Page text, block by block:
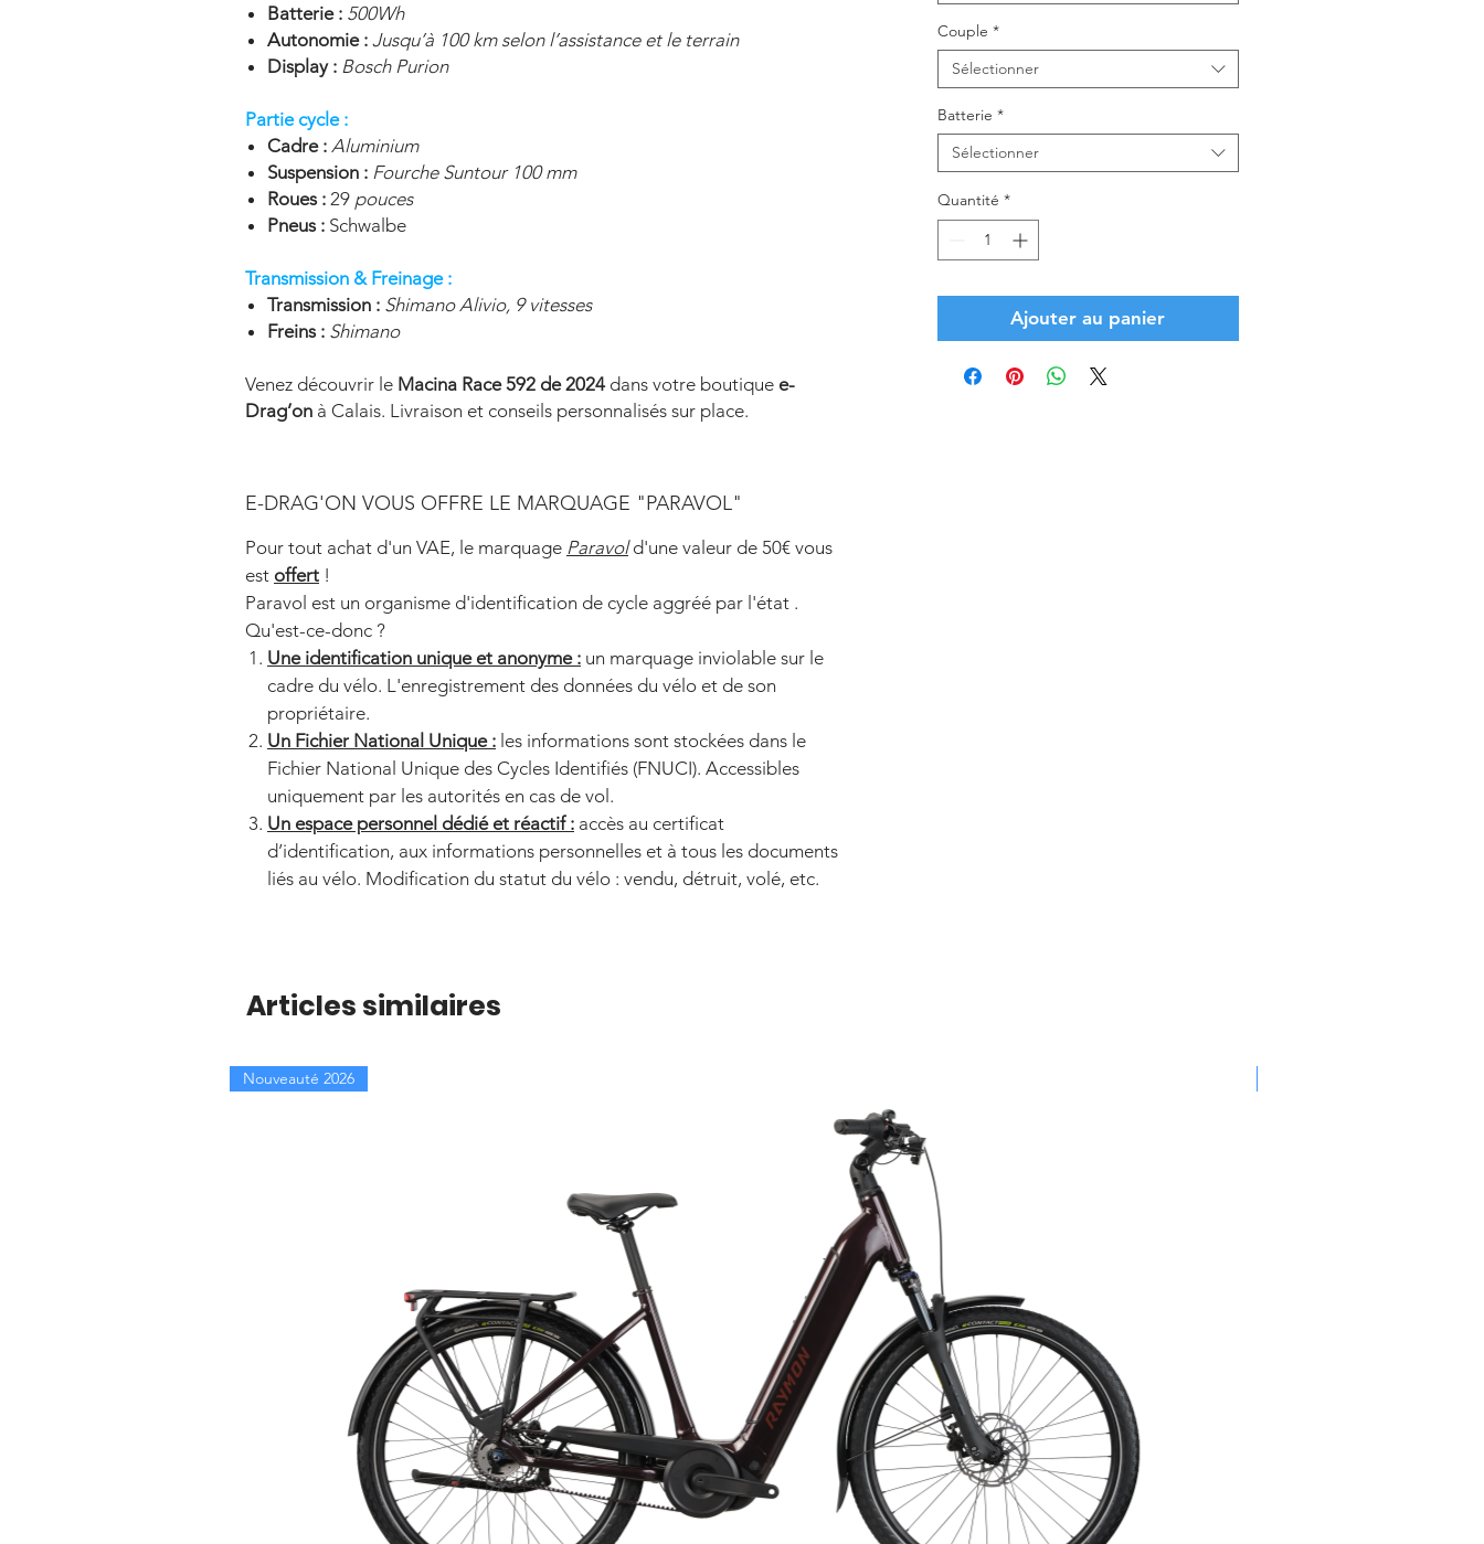
Batterie : 500Wh
Autonomie : Jusqu’à 100 km selon l’assistance et le terrain
Display : Bosch Purion
Partie cycle :
Cadre : Aluminium
Suspension : Fourche Suntour 100 mm
Roues : 29 pouces
Pneus : Schwalbe
Transmission & Freinage :
Transmission : Shimano Alivio, 9 vitesses
Freins : Shimano
Venez découvrir le Macina Race 592 de 2024dans votre boutique e-
Drag’on à Calais. Livraison et conseils personnalisés sur place.
E-DRAG'ON VOUS OFFRE LE MARQUAGE "PARAVOL"
Pour tout achat d'un VAE, le marquage Paravold'une valeur de 50€ vous
est offert !
Paravol est un organisme d'identification de cycle aggréé par l'état .
Qu'est-ce-donc ?
Une identification unique et anonyme : un marquage inviolable sur le
cadre du vélo. L'enregistrement des données du vélo et de son
propriétaire.
Un Fichier National Unique : les informations sont stockées dans le
Fichier National Unique des Cycles Identifiés (FNUCI). Accessibles
uniquement par les autorités en cas de vol.
Un espace personnel dédié et réactif : accès au certificat
d’identification, aux informations personnelles et à tous les documents
liés au vélo. Modification du statut du vélo : vendu, détruit, volé, etc.
Couple *
Sélectionner
Batterie *
Sélectionner
Quantité *
Ajouter au panier
Articles similaires
Nouveauté 2026